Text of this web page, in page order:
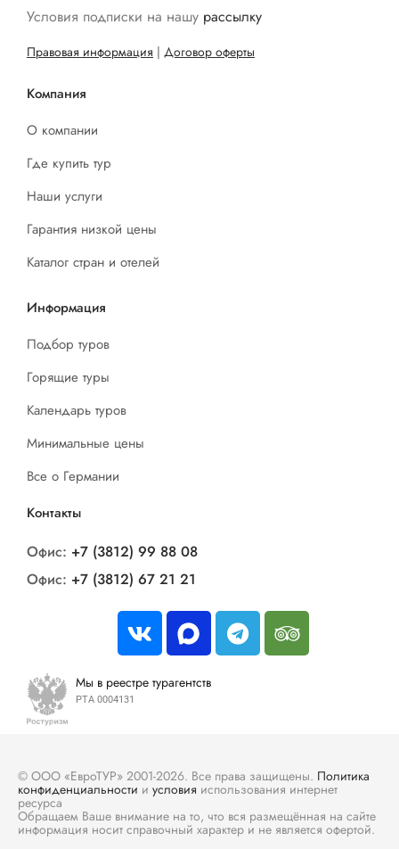
Условия подписки на нашу рассылку
Правовая информация | Договор оферты
Компания
О компании
Где купить тур
Наши услуги
Гарантия низкой цены
Каталог стран и отелей
Информация
Подбор туров
Горящие туры
Календарь туров
Минимальные цены
Все о Германии
Контакты
Офис: +7 (3812) 99 88 08
Офис: +7 (3812) 67 21 21
Мы в реестре турагентств
РТА 0004131
© ООО «ЕвроТУР» 2001-2026. Все права защищены. Политика
конфиденциальности и условия использования интернет
ресурса
Обращаем Ваше внимание на то, что вся размещённая на сайте
информация носит справочный характер и не является офертой.